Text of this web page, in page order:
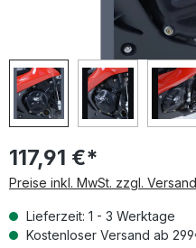
117,91 €*
Preise inkl. MwSt. zzgl.
Lieferzeit: 1 - 3 Werktage
Kostenloser Versand ab